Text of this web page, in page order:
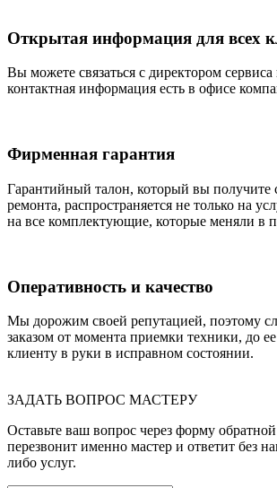
Открытая информация для всех
Вы можете связаться с директором сервиса
контактная информация есть в офисе
Фирменная гарантия
Гарантийный талон, который вы получите
ремонта, распространяется не только на
на все комплектующие, которые меняли в
Оперативность и качество
Мы дорожим своей репутацией, поэтому
заказом от момента приемки техники, до
клиенту в руки в исправном состоянии.
ЗАДАТЬ ВОПРОС МАСТЕРУ
Оставьте ваш вопрос через форму
перезвонит именно мастер и ответит без
либо услуг.